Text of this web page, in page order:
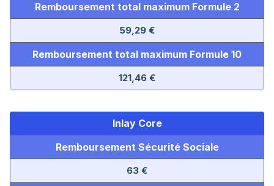
Remboursement total maximum Formule 2
59,29 €
Remboursement total maximum Formule 10
121,46 €
Inlay Core
Remboursement Sécurité Sociale
63 €